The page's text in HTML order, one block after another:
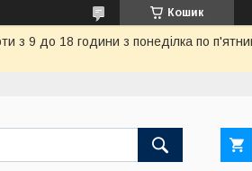
Кошик
з 9 до 18 години з понеділка по